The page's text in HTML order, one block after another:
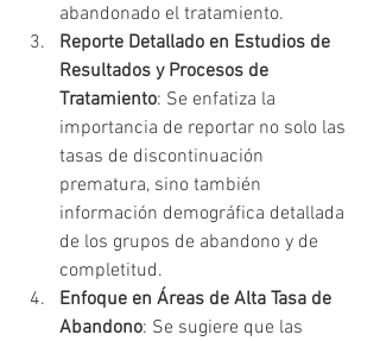
abandonado el tratamiento.
Reporte Detallado en Estudios de
Resultados y Procesos de
Tratamiento: Se enfatiza la
importancia de reportar no solo las
tasas de discontinuación
prematura, sino también
información demográfica detallada
de los grupos de abandono y de
completitud.
Enfoque en Áreas de Alta Tasa de
Abandono: Se sugiere que las